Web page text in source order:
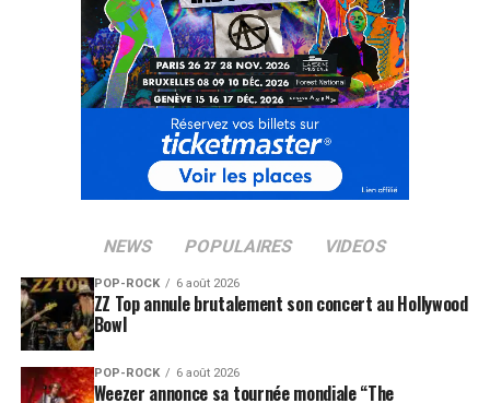
NEWS POPULAIRES VIDEOS
POP-ROCK 6 août 2026
ZZ Top annule brutalement son concert au Hollywood
Bowl
POP-ROCK 6 août 2026
Weezer annonce sa tournée mondiale “The